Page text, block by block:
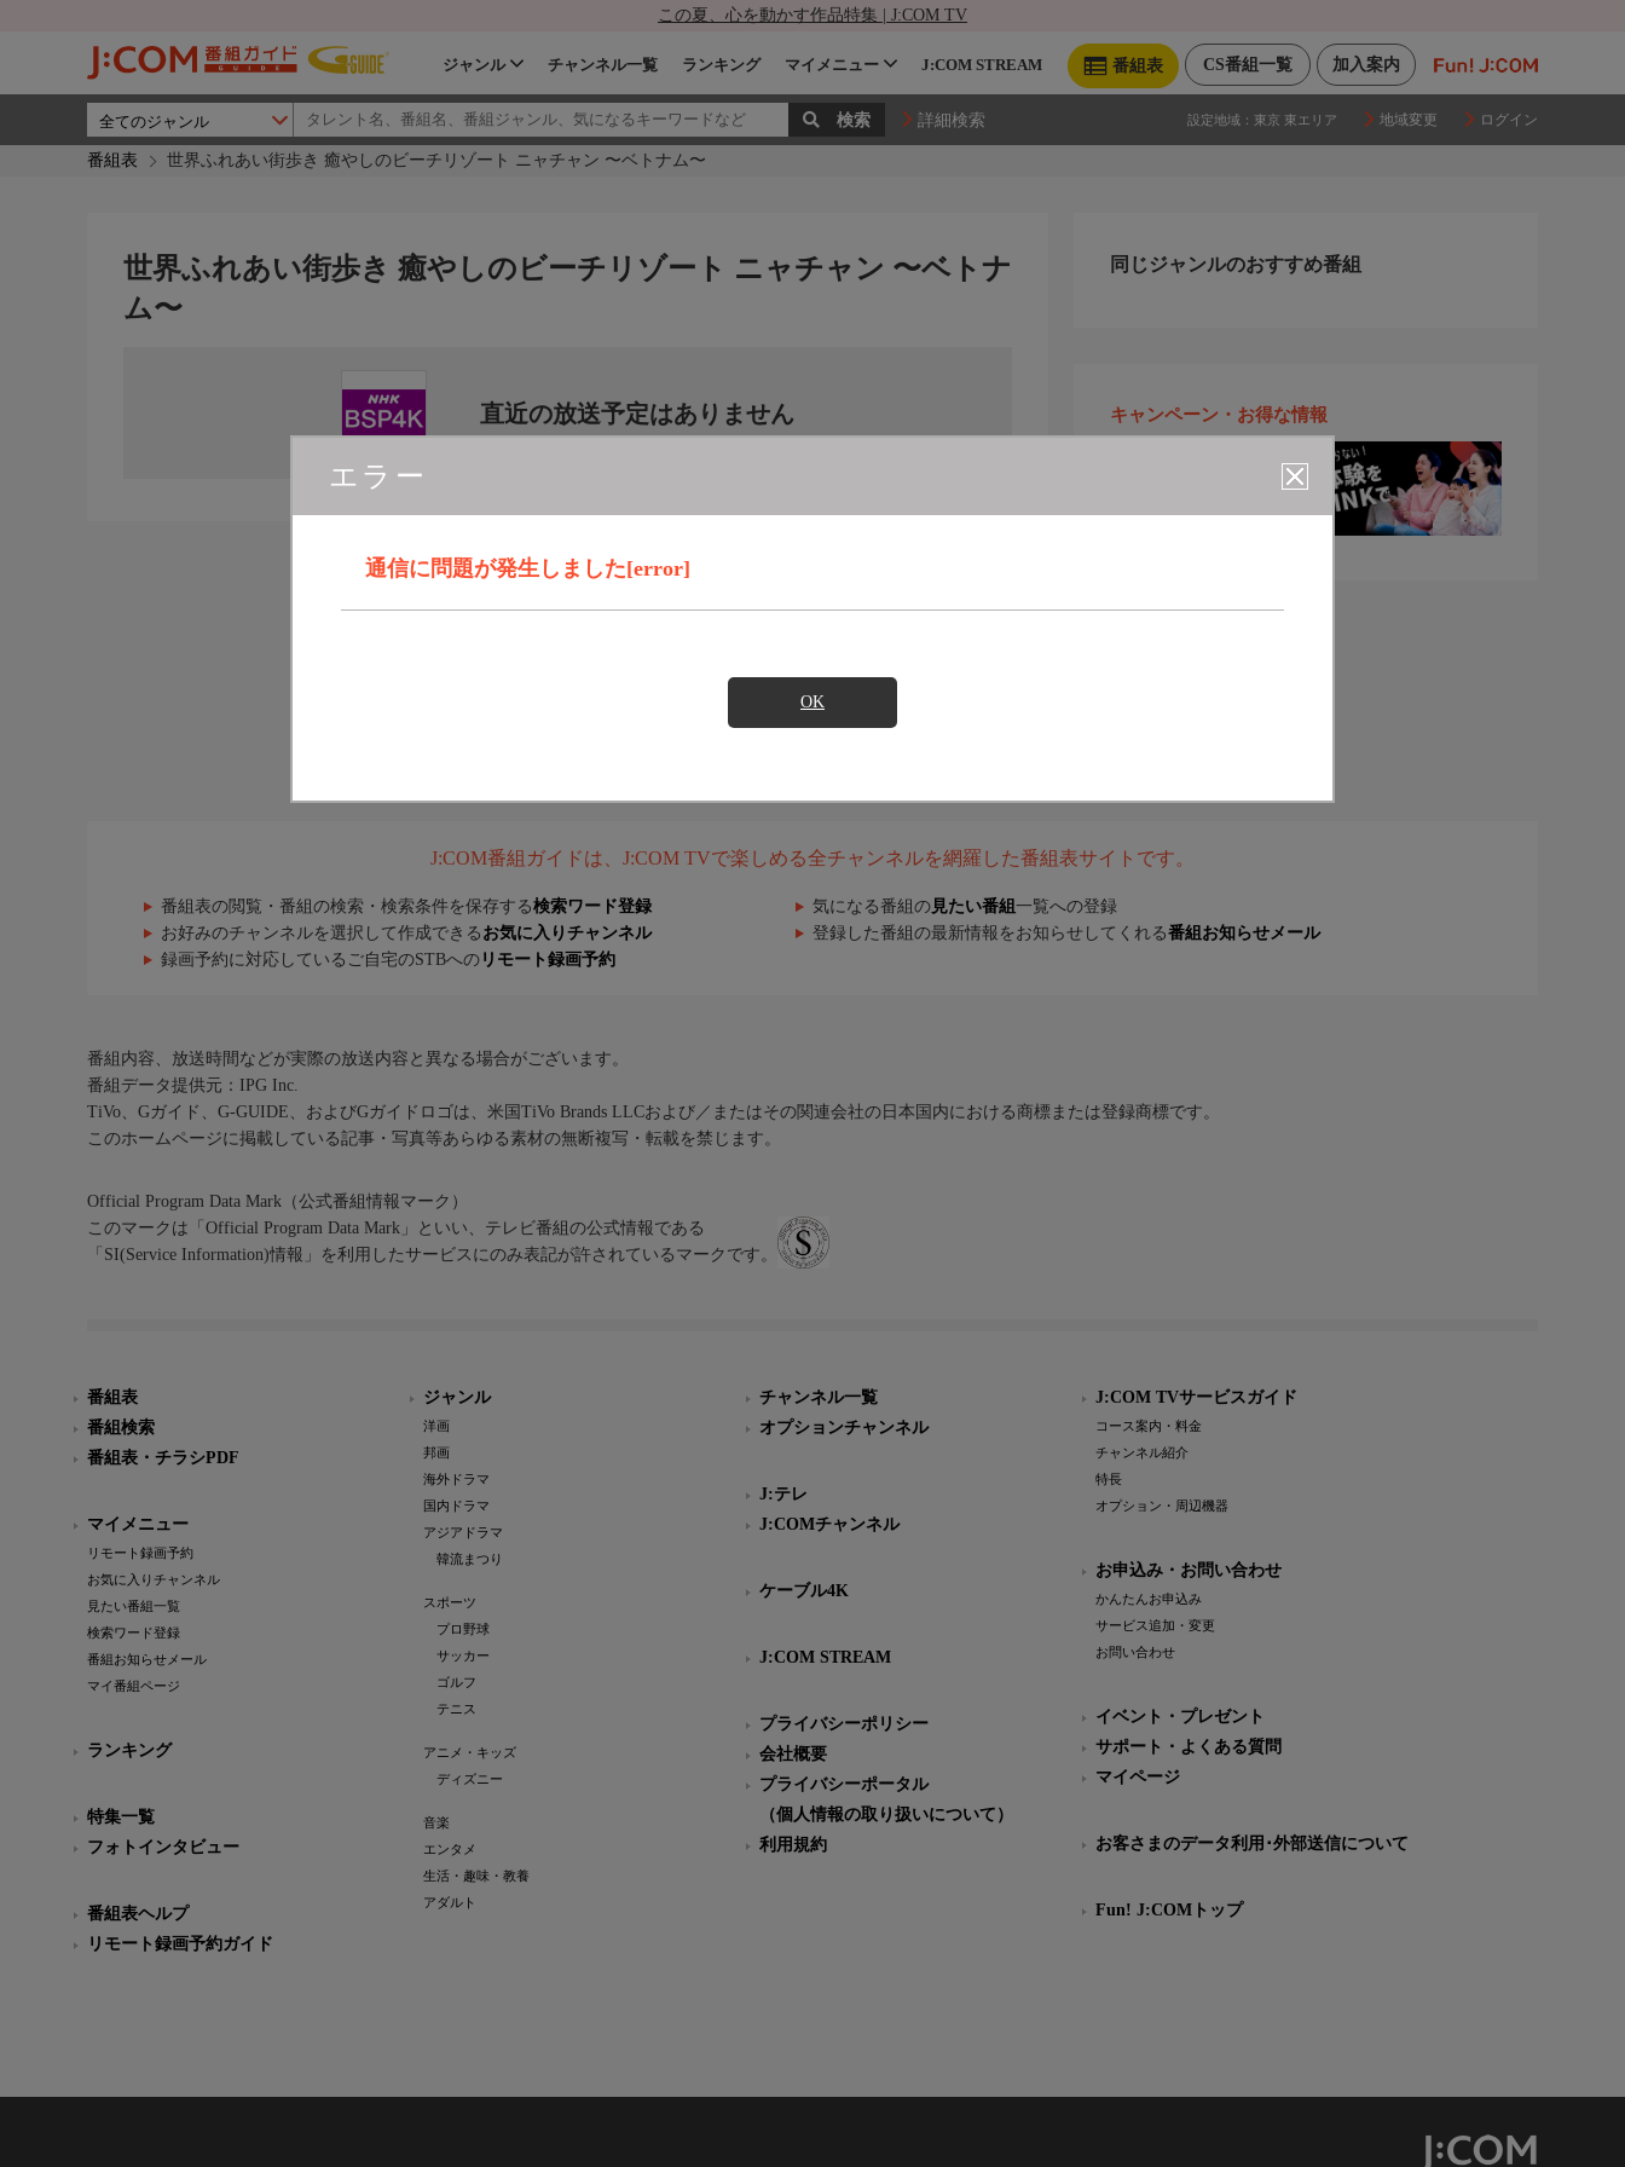
この夏、心を動かす作品特集 | J:COM TV
加入案内
CS番組一覧
番組表
ジャンル チャンネル一覧 ランキング マイメニュー J:COM STREAM
詳細検索 設定地域： 東京 東エリア 地域変更 ログイン
番組表 世界ふれあい街歩き 癒やしのビーチリゾート ニャチャン 〜ベトナム〜
エラー
通信に問題が発生しました[error]
OK
世界ふれあい街歩き 癒やしのビーチリゾート ニャチャン 〜ベトナ
ム〜
直近の放送予定はありません
同じジャンルのおすすめ番組
キャンペーン・お得な情報
J:COM番組ガイドは、J:COM TVで楽しめる全チャンネルを網羅した番組表サイトです。
番組表の閲覧・番組の検索・検索条件を保存する検索ワード登録 気になる番組の 見たい番組 一覧への登録
お好みのチャンネルを選択して作成できる お気に入りチャンネル 登録した番組の最新情報をお知らせしてくれる番組お知らせメール
録画予約に対応しているご自宅のSTBへの リモート録画予約
番組内容、放送時間などが実際の放送内容と異なる場合がございます。
番組データ提供元：IPG Inc.
TiVo、Gガイド、G-GUIDE、およびGガイドロゴは、米国TiVo Brands LLCおよび／またはその関連会社の日本国内における商標または登録商標です。
このホームページに掲載している記事・写真等あらゆる素材の無断複写・転載を禁じます。
Official Program Data Mark（公式番組情報マーク）
このマークは「Official Program Data Mark」といい、テレビ番組の公式情報である
「SI(Service Information)情報」を利用したサービスにのみ表記が許されているマークです。
番組表
番組検索
番組表・チラシPDF
マイメニュー
リモート録画予約
お気に入りチャンネル
見たい番組一覧
検索ワード登録
番組お知らせメール
マイ番組ページ
ランキング
特集一覧
フォトインタビュー
番組表ヘルプ
リモート録画予約ガイド
ジャンル
洋画
邦画
海外ドラマ
国内ドラマ
アジアドラマ
韓流まつり
スポーツ
プロ野球
サッカー
ゴルフ
テニス
アニメ・キッズ
ディズニー
音楽
エンタメ
生活・趣味・教養
アダルト
チャンネル一覧
オプションチャンネル
J:テレ
J:COMチャンネル
ケーブル4K
J:COM STREAM
プライバシーポリシー
会社概要
プライバシーポータル
（個人情報の取り扱いについて）
利用規約
J:COM TVサービスガイド
コース案内・料金
チャンネル紹介
特長
オプション・周辺機器
お申込み・お問い合わせ
かんたんお申込み
サービス追加・変更
お問い合わせ
イベント・プレゼント
サポート・よくある質問
マイページ
お客さまのデータ利用･外部送信について
Fun! J:COMトップ